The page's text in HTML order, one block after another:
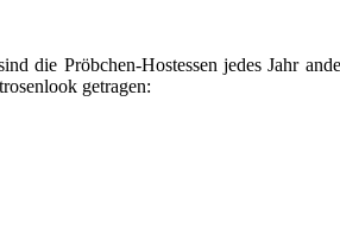
die Pröbchen-Hostessen jedes Jahr
getragen: